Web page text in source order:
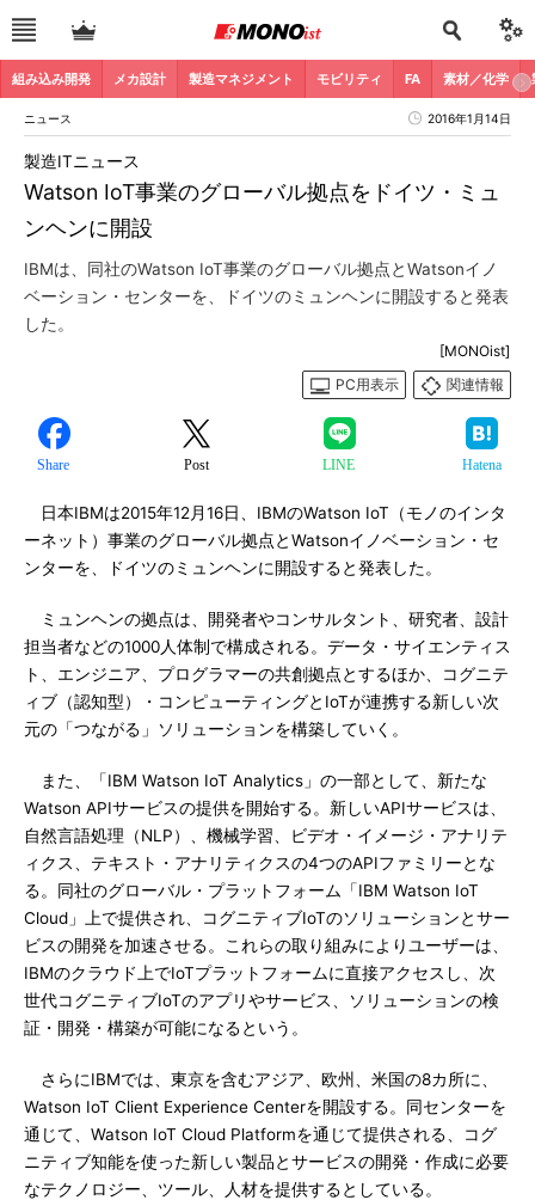
組み込み開発 メカ設計 製造マネジメント モビリティ FA 素材／化学
ニュース 2016年1月14日
Watson IoT事業のグローバル拠点をドイツ・ミュ
ンヘンに開設
製造ITニュース
IBMは、同社のWatson IoT事業のグローバル拠点とWatsonイノ
ベーション・センターを、ドイツのミュンヘンに開設すると発表
した。
[MONOist]
PC用表示
関連情報
Share Post LINE Hatena
日本IBMは2015年12月16日、IBMのWatson IoT（モノのインタ
ーネット）事業のグローバル拠点とWatsonイノベーション・セ
ンターを、ドイツのミュンヘンに開設すると発表した。
ミュンヘンの拠点は、開発者やコンサルタント、研究者、設計
担当者などの1000人体制で構成される。データ・サイエンティス
ト、エンジニア、プログラマーの共創拠点とするほか、コグニテ
ィブ（認知型）・コンピューティングとIoTが連携する新しい次
元の「つながる」ソリューションを構築していく。
また、「IBM Watson IoT Analytics」の一部として、新たな
Watson APIサービスの提供を開始する。新しいAPIサービスは、
自然言語処理（NLP）、機械学習、ビデオ・イメージ・アナリテ
ィクス、テキスト・アナリティクスの4つのAPIファミリーとな
る。同社のグローバル・プラットフォーム「IBM Watson IoT
Cloud」上で提供され、コグニティブIoTのソリューションとサー
ビスの開発を加速させる。これらの取り組みによりユーザーは、
IBMのクラウド上でIoTプラットフォームに直接アクセスし、次
世代コグニティブIoTのアプリやサービス、ソリューションの検
証・開発・構築が可能になるという。
さらにIBMでは、東京を含むアジア、欧州、米国の8カ所に、
Watson IoT Client Experience Centerを開設する。同センターを
通じて、Watson IoT Cloud Platformを通じて提供される、コグ
ニティブ知能を使った新しい製品とサービスの開発・作成に必要
なテクノロジー、ツール、人材を提供するとしている。